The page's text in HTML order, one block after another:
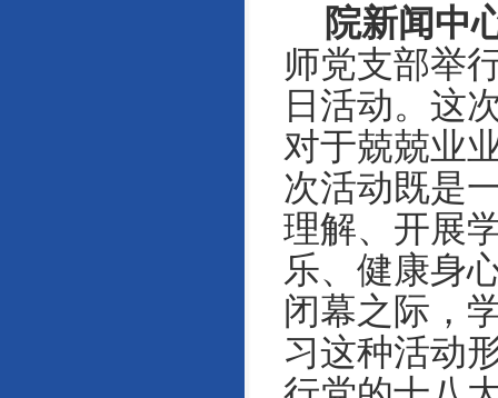
院新闻中
师党支部举
日活动。这
对于兢兢业
次活动既是
理解、开展
乐、健康身
闭幕之际，
习这种活动